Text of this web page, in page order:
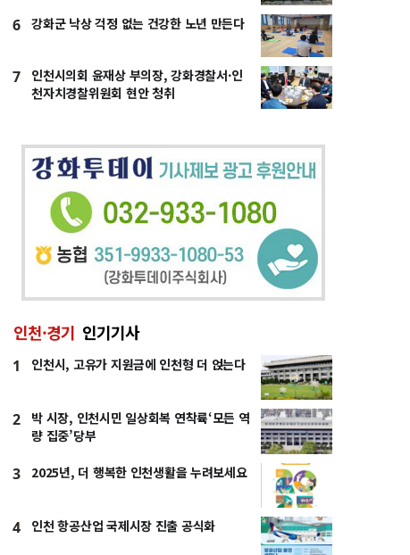
6 강화군 낙상 걱정 없는 건강한 노년 만든다
7
인천시의회 윤재상 부의장, 강화경찰서·인
천자치경찰위원회 현안 청취
인천·경기 인기기사
1 인천시, 고유가 지원금에 인천형 더 얹는다
2
박 시장, 인천시민 일상회복 연착륙‘모든 역
량 집중’당부
3 2025년, 더 행복한 인천생활을 누려보세요
4 인천 항공산업 국제시장 진출 공식화